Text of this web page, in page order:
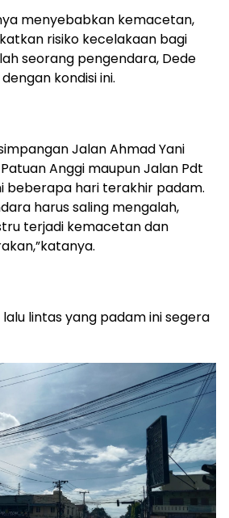
menyebabkan kemacetan,
risiko kecelakaan bagi
seorang pengendara, Dede
kondisi ini.
Jalan Ahmad Yani
Anggi maupun Jalan Pdt
beberapa hari terakhir padam.
harus saling mengalah,
terjadi kemacetan dan
lintas yang padam ini segera